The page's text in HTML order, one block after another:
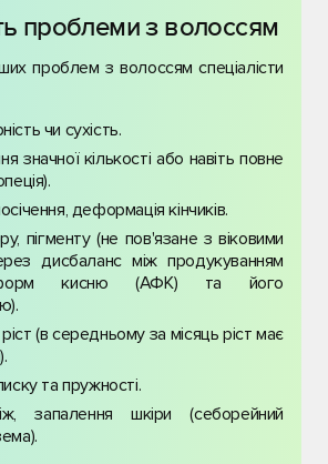
проблеми з волоссям
проблем з волоссям спеціалісти
чи сухість.
значної кількості або навіть повне
деформація кінчиків.
пігменту (не пов'язане з віковими
дисбаланс між продукуванням
форм кисню (АФК) та його
(в середньому за місяць ріст має
та пружності.
запалення шкіри (себорейний